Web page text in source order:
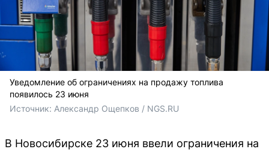
Уведомление об ограничениях на продажу топлива
появилось 23 июня
Источник: Александр Ощепков / NGS.RU
В Новосибирске 23 июня ввели ограничения на